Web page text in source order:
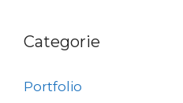
Categorie
Portfolio